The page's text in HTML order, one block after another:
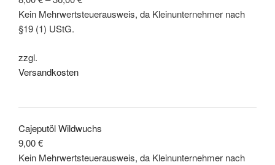
Kein Mehrwertsteuerausweis, da Kleinunternehmer nach
§19 (1) UStG.
zzgl.
Versandkosten
Cajeputöl Wildwuchs
9,00€
Kein Mehrwertsteuerausweis, da Kleinunternehmer nach